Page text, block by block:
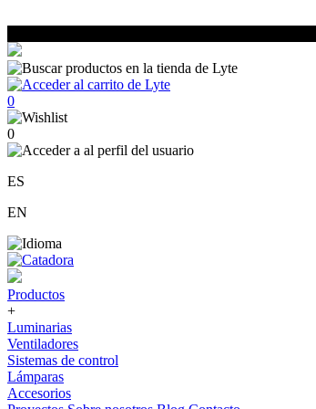
0
0
ES
EN
Productos
+
Luminarias
Ventiladores
Sistemas de control
Lámparas
Accesorios